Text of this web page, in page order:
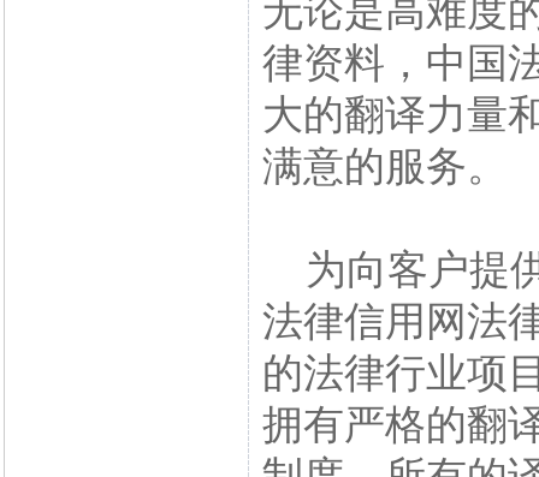
无论是高难度
律资料，中国
大的翻译力量
满意的服务。
为向客户提
法律信用网法
的法律行业项
拥有严格的翻